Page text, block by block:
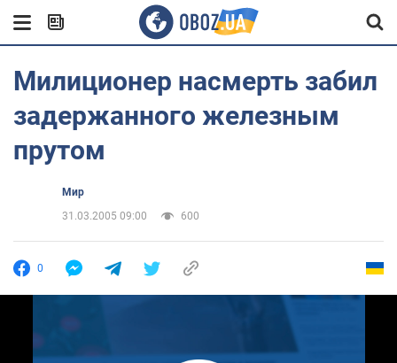
Милиционер насмерть забил
задержанного железным
прутом
Мир
31.03.2005 09:00
600
0